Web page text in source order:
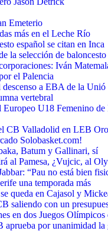
Emeterio
más en el Leche Río
español se citan en Inca
la selección de
Iván
el Palencia
a EBA de la Unió
vertebral
Europeo U18 Femenino de
CB Valladolid en LEB Oro
Solobasket.com!
Batum y Gallinari, sí
al Pamesa, ¿Vujcic, al
“Pau no está bien
una temporada más
queda en Cajasol y
saliendo con un
en dos Juegos
por unanimidad la